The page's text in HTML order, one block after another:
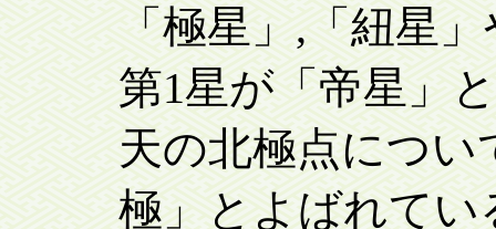
「極星」,「紐星
第1星が「帝星」
天の北極点につ
極」とよばれてい